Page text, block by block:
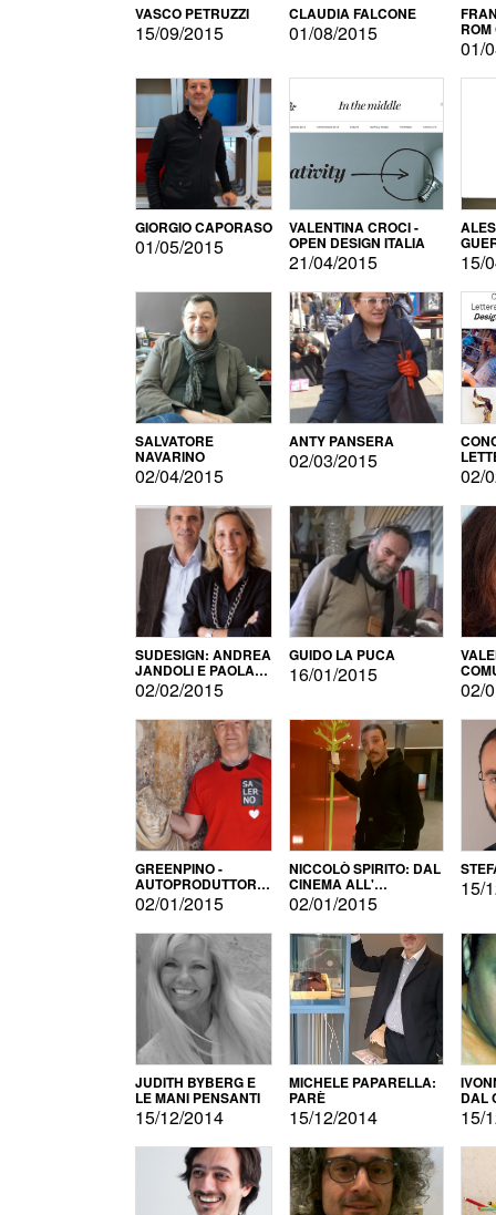
VASCO PETRUZZI
15/09/2015
CLAUDIA FALCONE
01/08/2015
01/
GIORGIO CAPORASO
01/05/2015
VALENTINA CROCI -
OPEN DESIGN ITALIA
21/04/2015 15/
SALVATORE
NAVARINO
02/04/2015
ANTY PANSERA
02/03/2015
02/
SUDESIGN: ANDREA
JANDOLI E PAOLA
PISAPIA
02/02/2015
GUIDO LA PUCA
16/01/2015
02/
GREENPINO -
AUTOPRODUTTORE
PER AMORE
02/01/2015
NICCOLÒ SPIRITO: DAL
CINEMA ALL'
AUTOPRODUZIONE
02/01/2015
15/
JUDITH BYBERG E
LE MANI PENSANTI
15/12/2014
MICHELE PAPARELLA:
PARÈ
15/12/2014
DAL
15/